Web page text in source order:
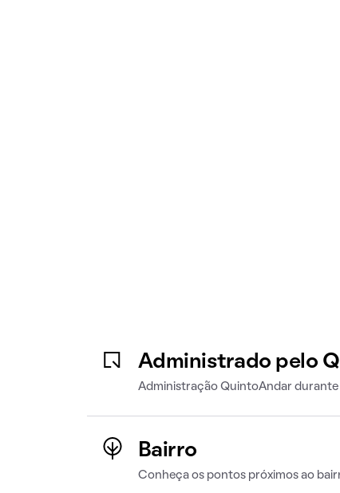
Administrado pelo
Administração QuintoAndar
Bairro
Conheça os pontos próximos ao